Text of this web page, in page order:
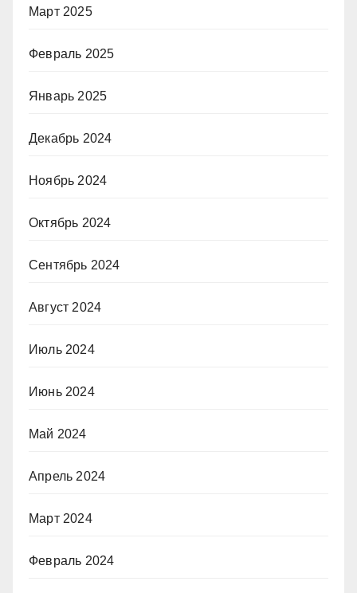
Март 2025
Февраль 2025
Январь 2025
Декабрь 2024
Ноябрь 2024
Октябрь 2024
Сентябрь 2024
Август 2024
Июль 2024
Июнь 2024
Май 2024
Апрель 2024
Март 2024
Февраль 2024